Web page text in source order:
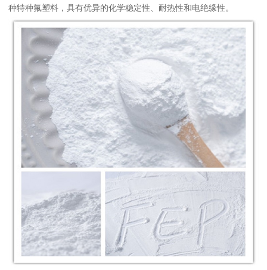
种特种氟塑料，具有优异的化学稳定性、耐热性和电绝缘性。